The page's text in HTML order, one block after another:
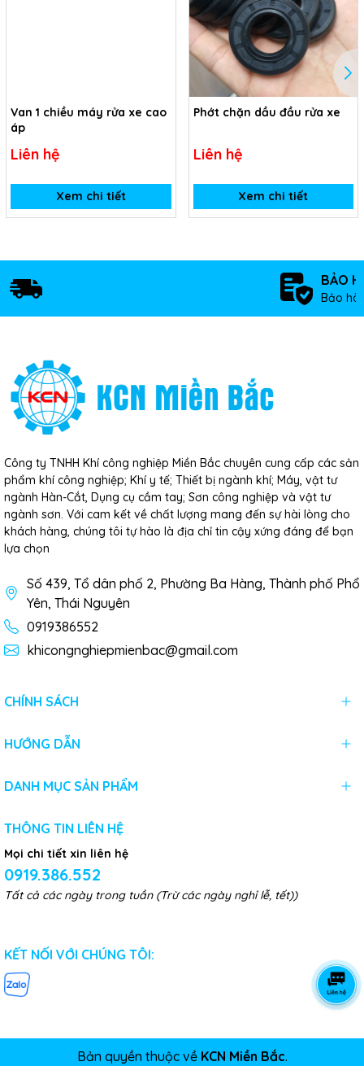
Van 1 chiều máy rửa xe cao
áp
Liên hệ
Xem chi tiết
Phớt chặn dầu đầu rửa xe
Liên hệ
Xem chi tiết
BẢO
Bảo
Công ty TNHH Khí công nghiệp Miền Bắc chuyên cung cấp các sản
phẩm khí công nghiệp; Khí y tế; Thiết bị ngành khí; Máy, vật tư
ngành Hàn-Cắt, Dụng cụ cầm tay; Sơn công nghiệp và vật tư
ngành sơn. Với cam kết về chất lượng mang đến sự hài lòng cho
khách hàng, chúng tôi tự hào là địa chỉ tin cậy xứng đáng để bạn
lựa chọn
Số 439, Tổ dân phố 2, Phường Ba Hàng, Thành phố Phổ
Yên, Thái Nguyên
0919386552
khicongnghiepmienbac@gmail.com
CHÍNH SÁCH
HƯỚNG DẪN
DANH MỤC SẢN PHẨM
THÔNG TIN LIÊN HỆ
Mọi chi tiết xin liên hệ
0919.386.552
Tất cả các ngày trong tuần (Trừ các ngày nghỉ lễ, tết))
KẾT NỐI VỚI CHÚNG TÔI:
Bản quyền thuộc về KCN Miền Bắc.